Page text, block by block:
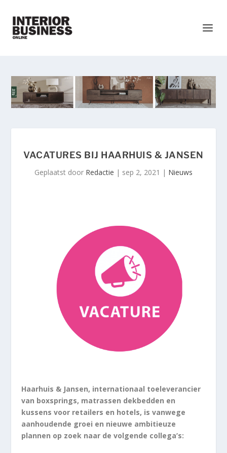
VACATURES BIJ HAARHUIS & JANSEN
Geplaatst door Redactie | sep 2, 2021 | Nieuws
Haarhuis & Jansen, internationaal toeleverancier
van boxsprings, matrassen dekbedden en
kussens voor retailers en hotels, is vanwege
aanhoudende groei en nieuwe ambitieuze
plannen op zoek naar de volgende collega’s: